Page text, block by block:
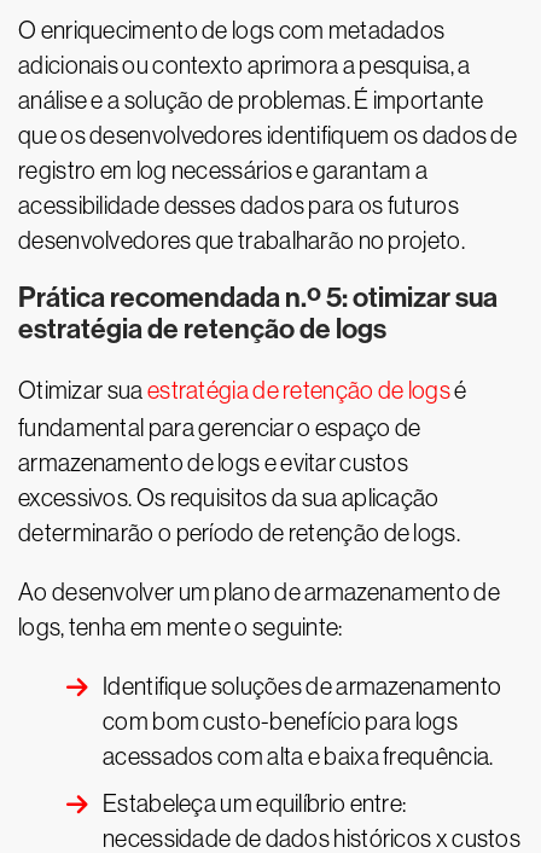
O enriquecimento de logs com metadados
adicionais ou contexto aprimora a pesquisa, a
análise e a solução de problemas. É importante
que os desenvolvedores identifiquem os dados de
registro em log necessários e garantam a
acessibilidade desses dados para os futuros
desenvolvedores que trabalharão no projeto.
Prática recomendada n.º 5: otimizar sua
estratégia de retenção de logs
Otimizar sua estratégia de retenção de logsé
fundamental para gerenciar o espaço de
armazenamento de logs e evitar custos
excessivos. Os requisitos da sua aplicação
determinarão o período de retenção de logs.
Ao desenvolver um plano de armazenamento de
logs, tenha em mente o seguinte:
Identifique soluções de armazenamento
com bom custo-benefício para logs
acessados com alta e baixa frequência.
Estabeleça um equilíbrio entre:
necessidade de dados históricos x custos